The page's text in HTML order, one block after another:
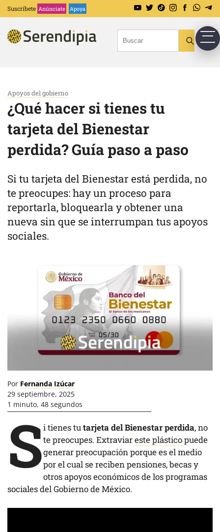
Suscríbete Anúnciate Apoya
Apoyos del gobierno
¿Qué hacer si tienes tu
tarjeta del Bienestar
perdida? Guía paso a paso
Si tu tarjeta del Bienestar está perdida, no
te preocupes: hay un proceso para
reportarla, bloquearla y obtener una
nueva sin que se interrumpan tus apoyos
sociales.
Por Fernanda Izúcar
29 septiembre, 2025
1 minuto, 48 segundos
Si tienes tutarjeta del Bienestar perdida, no
te preocupes. Extraviareste plásticopuede
generar preocupación porque es el medio
por el cual se reciben pensiones, becas y
otros apoyos económicos de los programas
sociales del Gobierno de México.